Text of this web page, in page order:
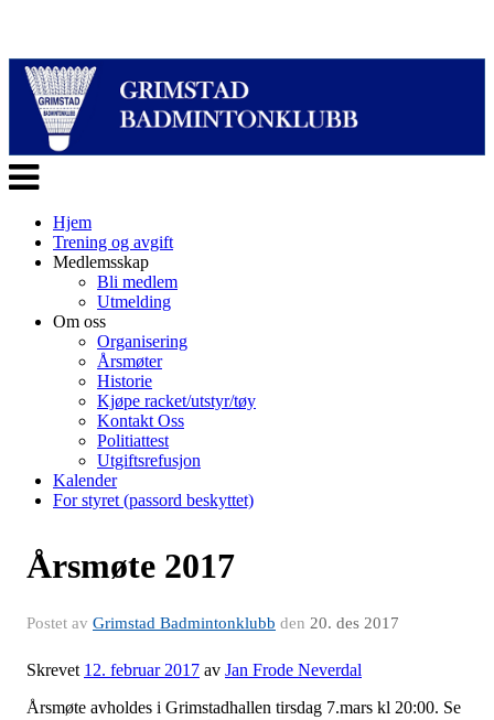
Veksle
navigasjon
Hjem
Trening og avgift
Medlemsskap
Bli medlem
Utmelding
Om oss
Organisering
Årsmøter
Historie
Kjøpe racket/utstyr/tøy
Kontakt Oss
Politiattest
Utgiftsrefusjon
Kalender
For styret (passord beskyttet)
Årsmøte 2017
Postet av Grimstad Badmintonklubb den 20. des 2017
Skrevet 12. februar 2017 av Jan Frode Neverdal
Årsmøte avholdes i Grimstadhallen tirsdag 7.mars kl 20:00. Se